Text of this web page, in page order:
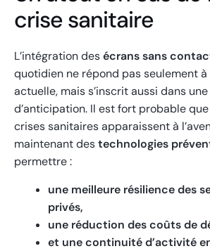
crise sanitaire
L’intégration desécrans sans
quotidien ne répond pas seulement
actuelle, mais s’inscrit aussi dans
d’anticipation. Il est fort probable
crises sanitaires apparaissent à
maintenant destechnologies
permettre :
une meilleure résilience des
privés,
une réduction des coûts de
et une continuité d’activité